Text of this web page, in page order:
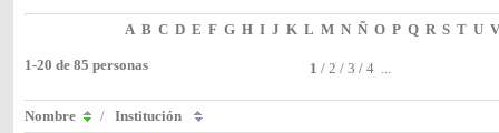
A B C D E F G H I J K L M N Ñ O P Q R S T U V
1-20 de 85 personas 1 / 2 / 3 / 4 ...
Nombre / Institución